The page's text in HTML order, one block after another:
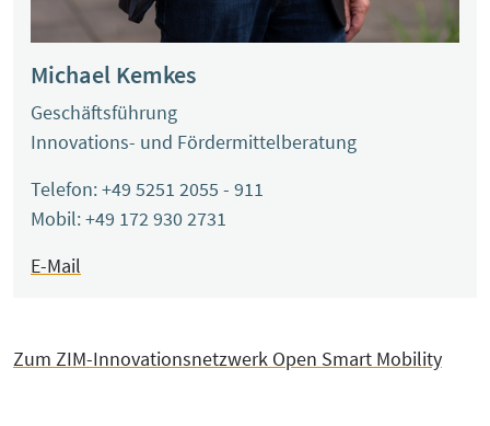
Michael Kemkes
Geschäftsführung
Innovations- und Fördermittelberatung
Telefon: +49 5251 2055 - 911
Mobil: +49 172 930 2731
E-Mail
Zum ZIM-Innovationsnetzwerk Open Smart Mobility